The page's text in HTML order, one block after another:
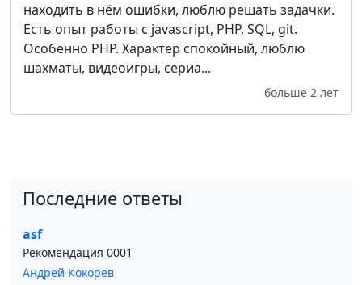
находить в нём ошибки, люблю решать задачки.
Есть опыт работы с javascript, PHP, SQL, git.
Особенно PHP. Характер спокойный, люблю
шахматы, видеоигры, сериа...
больше 2 лет
Последние ответы
asf
Рекомендация 0001
Андрей Кокорев